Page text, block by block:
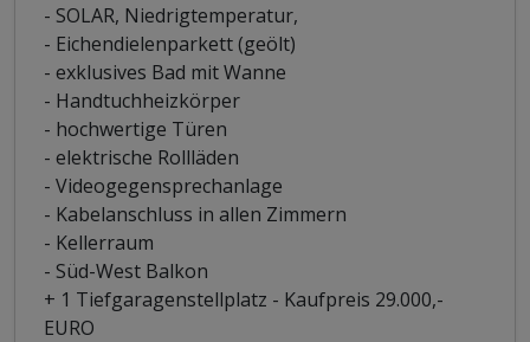
- SOLAR, Niedrigtemperatur,
- Eichendielenparkett (geölt)
- exklusives Bad mit Wanne
- Handtuchheizkörper
- hochwertige Türen
- elektrische Rollläden
- Videogegensprechanlage
- Kabelanschluss in allen Zimmern
- Kellerraum
- Süd-West Balkon
+ 1 Tiefgaragenstellplatz - Kaufpreis 29.000,-
EURO